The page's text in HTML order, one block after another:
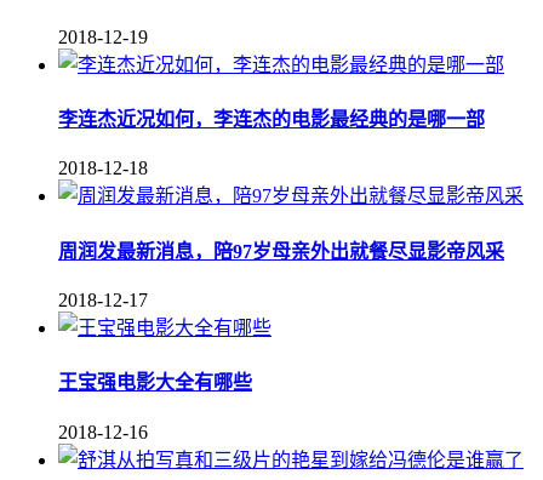
2018-12-19
李连杰近况如何，李连杰的电影最经典的是哪一部
2018-12-18
周润发最新消息，陪97岁母亲外出就餐尽显影帝风采
2018-12-17
王宝强电影大全有哪些
2018-12-16